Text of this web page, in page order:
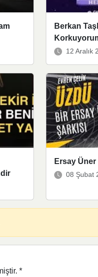
Berkan
12 Aralık
Ersay
08 Şubat
*